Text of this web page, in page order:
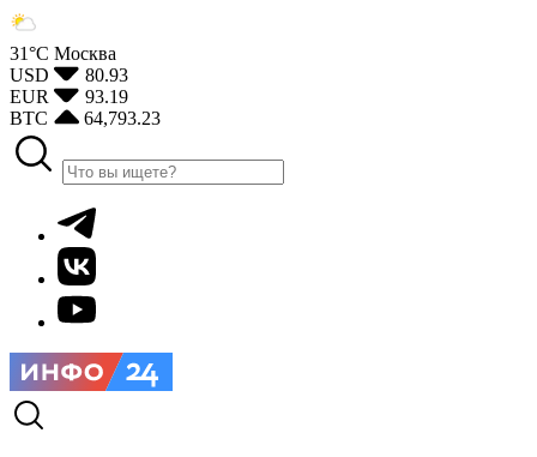
31°С Москва
USD
80.93
EUR
93.19
BTC
64,793.23